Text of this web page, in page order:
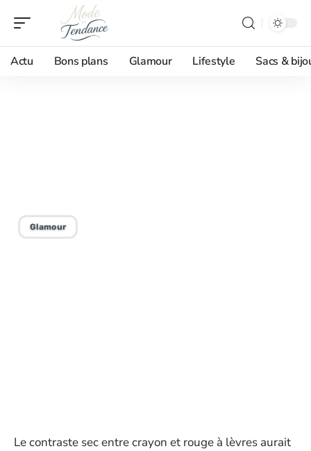
Actu Bons plans Glamour Lifestyle Sacs &
Glamour
Le contraste sec entre crayon et rouge à lèvres aurait